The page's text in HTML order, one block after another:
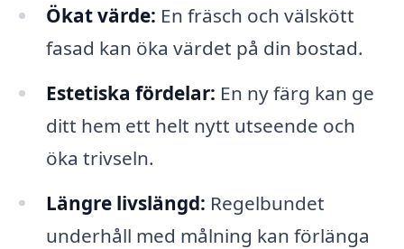
Ökat värde: En fräsch och välskött
fasad kan öka värdet på din bostad.
Estetiska fördelar: En ny färg kan ge
ditt hem ett helt nytt utseende och
öka trivseln.
Längre livslängd: Regelbundet
underhåll med målning kan förlänga